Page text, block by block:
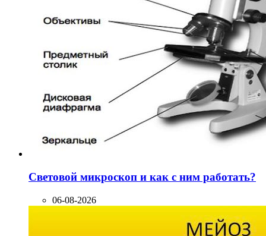
Световой микроскоп и как с ним работать?
06-08-2026